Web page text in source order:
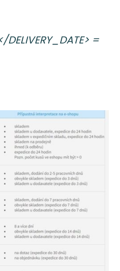
DELIVERY_DATE> =